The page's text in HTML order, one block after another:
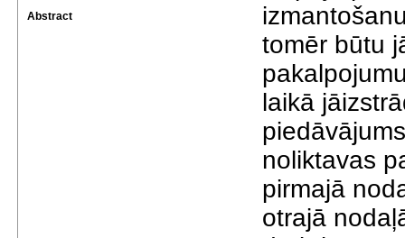
Abstract
tomēr būtu
laikā
noliktavas
pirmajā
otrajā